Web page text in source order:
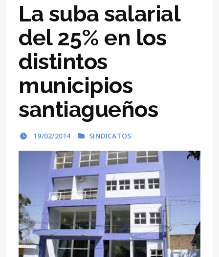
La suba salarial
del 25% en los
distintos
municipios
santiagueños
19/02/2014 SINDICATOS